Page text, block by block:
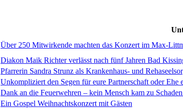
Über 250 Mitwirkende machten das Konzert im Max-
Diakon Maik Richter verlässt nach fünf Jahren Bad
Pfarrerin Sandra Strunz als Krankenhaus- und
Unkompliziert den Segen für eure Partnerschaft oder
Dank an die Feuerwehren – kein Mensch kam zu
Ein Gospel Weihnachtskonzert mit Gästen